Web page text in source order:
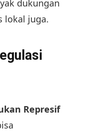
dukungan
lokal juga.
Represif